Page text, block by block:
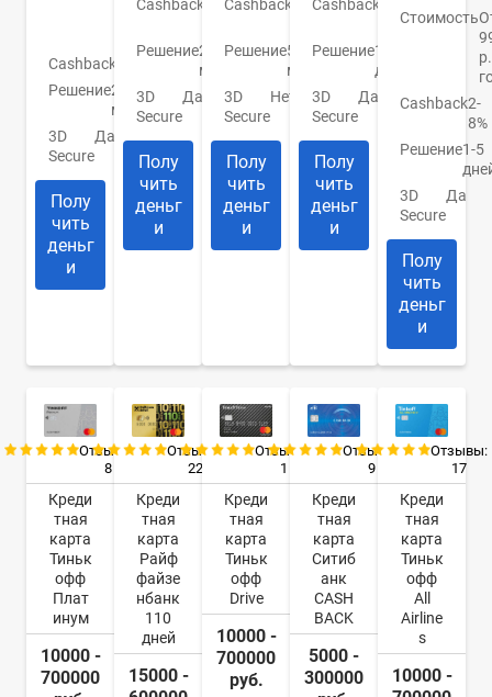
Cashback
Решение2
мин.
3D
Secure
Да
Полу
чить
деньг
и
Cashback
Решение2
мин.
3D
Secure
Да
Полу
чить
деньг
и
Cashback
До
Решение5
мин.
3D
Secure
Нет
Полу
чить
деньг
и
Cashback
Решение1
день
3D
Secure
Да
Полу
чить
деньг
и
Стоимость
Cashback2-
8%
Решение1-5
3D
Secure
Да
Полу
чить
деньг
и
Отзывы:
8
Креди
тная
карта
Тиньк
офф
Плат
инум
10000 -
700000
Отзывы:
22
Креди
тная
карта
Райф
файзе
нбанк
110
дней
15000 -
Отзывы:
1
Креди
тная
карта
Тиньк
офф
Drive
10000 -
700000
руб.
Отзывы:
9
Креди
тная
карта
Ситиб
анк
CASH
BACK
5000 -
300000
Отзывы:
17
Креди
тная
карта
Тиньк
офф
All
Airline
s
10000 -